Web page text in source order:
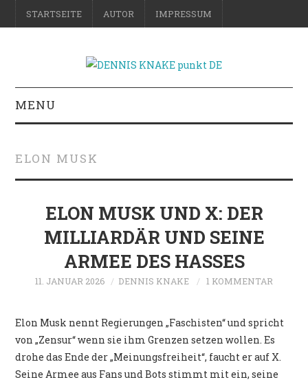
STARTSEITE AUTOR IMPRESSUM
MENU
SCIENCE & FICTION
FOTOGRAFIE
REISE
ELON MUSK
ELON MUSK UND X: DER
MILLIARDÄR UND SEINE
ARMEE DES HASSES
11. JANUAR 2026 DENNIS KNAKE 1 KOMMENTAR
Elon Musk nennt Regierungen „Faschisten“ und spricht
von „Zensur“ wenn sie ihm Grenzen setzen wollen. Es
drohe das Ende der „Meinungsfreiheit“, faucht er auf X.
Seine Armee aus Fans und Bots stimmt mit ein, seine